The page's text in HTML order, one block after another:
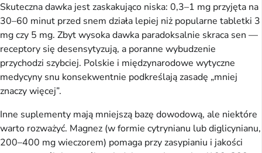
Skuteczna dawka jest zaskakująco niska: 0,3–1 mg przyjęta na
30–60 minut przed snem działa lepiej niż popularne tabletki 3
mg czy 5 mg. Zbyt wysoka dawka paradoksalnie skraca sen —
receptory się desensytyzują, a poranne wybudzenie
przychodzi szybciej. Polskie i międzynarodowe wytyczne
medycyny snu konsekwentnie podkreślają zasadę „mniej
znaczy więcej”.
Inne suplementy mają mniejszą bazę dowodową, ale niektóre
warto rozważyć. Magnez (w formie cytrynianu lub diglicynianu,
200–400 mg wieczorem) pomaga przy zasypianiu i jakości